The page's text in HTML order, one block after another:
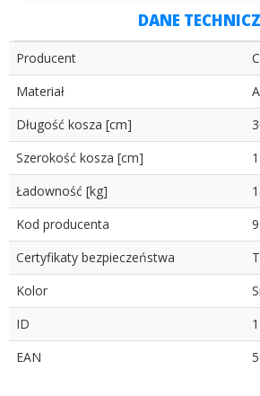
DANE
Producent
Materiał
Długość kosza [cm]
Szerokość kosza [cm]
Ładowność [kg]
Kod producenta
Certyfikaty bezpieczeństwa
Kolor
ID
EAN